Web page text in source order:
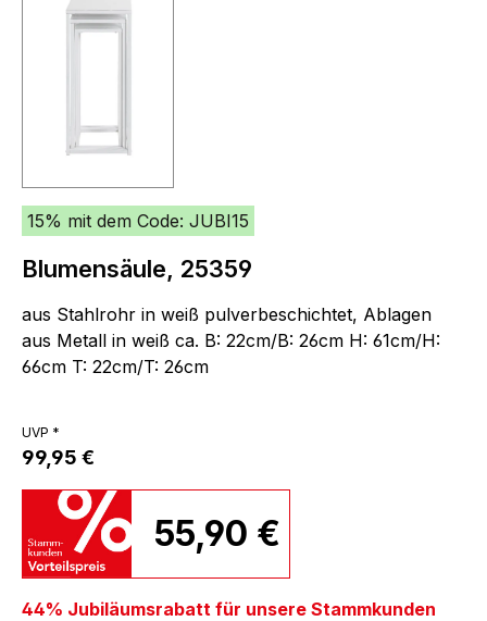
15% mit dem Code: JUBI15
Blumensäule, 25359
aus Stahlrohr in weiß pulverbeschichtet, Ablagen
aus Metall in weiß ca. B: 22cm/B: 26cm H: 61cm/H:
66cm T: 22cm/T: 26cm
UVP *
99,95 €
55,90 €
44% Jubiläumsrabatt für unsere Stammkunden